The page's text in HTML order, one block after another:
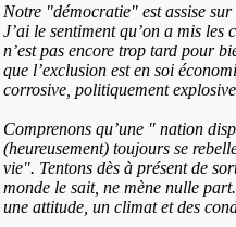
Notre "démocratie" est assise sur
J’ai le sentiment qu’on a mis les
n’est pas encore trop tard pour
que l’exclusion est en soi
corrosive, politiquement
Comprenons qu’une " nation
(heureusement) toujours se
vie". Tentons dès à présent de
monde le sait, ne mène nulle
une attitude, un climat et des